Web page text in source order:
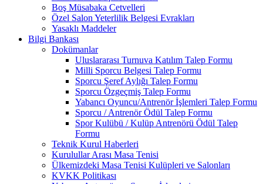
Boş Müsabaka Cetvelleri
Özel Salon Yeterlilik Belgesi Evrakları
Yasaklı Maddeler
Bilgi Bankası
Dokümanlar
Uluslararası Turnuva Katılım Talep Formu
Milli Sporcu Belgesi Talep Formu
Sporcu Şeref Aylığı Talep Formu
Sporcu Özgeçmiş Talep Formu
Yabancı Oyuncu/Antrenör İşlemleri Talep Formu
Sporcu / Antrenör Ödül Talep Formu
Spor Kulübü / Kulüp Antrenörü Ödül Talep
Formu
Teknik Kurul Haberleri
Kurulullar Arası Masa Tenisi
Ülkemizdeki Masa Tenisi Kulüpleri ve Salonları
KVKK Politikası